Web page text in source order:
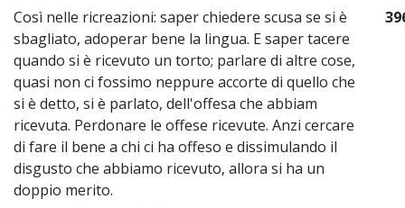
Così nelle ricreazioni: saper chiedere scusa se si è
sbagliato, adoperar bene la lingua. E saper tacere
quando si è ricevuto un torto; parlare di altre cose,
quasi non ci fossimo neppure accorte di quello che
si è detto, si è parlato, dell'offesa che abbiam
ricevuta. Perdonare le offese ricevute. Anzi cercare
di fare il bene a chi ci ha offeso e dissimulando il
disgusto che abbiamo ricevuto, allora si ha un
doppio merito.